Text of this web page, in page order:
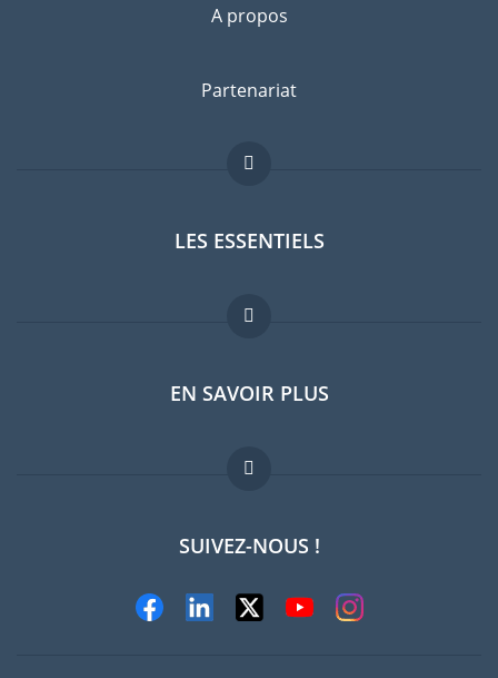
A propos
Partenariat
LES ESSENTIELS
Forum expatriés
Guides pays
Offres d'emploi
EN SAVOIR PLUS
FAQ
Experts
SUIVEZ-NOUS !